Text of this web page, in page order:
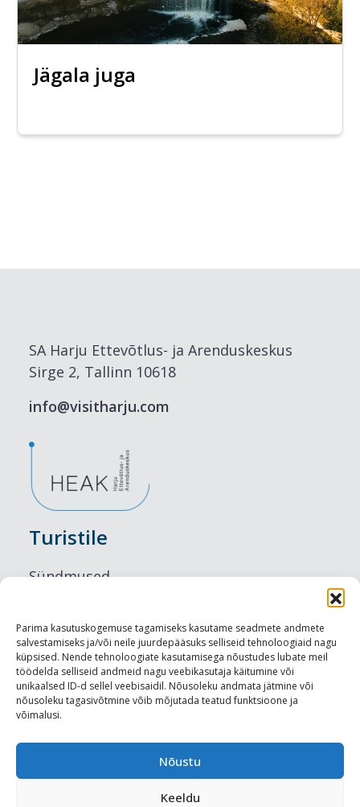
Parima kasutuskogemuse tagamiseks kasutame seadmete andmete
salvestamiseks ja/või neile juurdepääsuks selliseid tehnoloogiaid nagu
küpsised. Nende tehnoloogiate kasutamisega nõustudes lubate meil
töödelda selliseid andmeid nagu veebikasutaja käitumine või
unikaalsed ID-d sellel veebisaidil. Nõusoleku andmata jätmine või
nõusoleku tagasivõtmine võib mõjutada teatud funktsioone ja
võimalusi.
Nõustu
Keeldu
Jägala juga
SA Harju Ettevõtlus- ja Arenduskeskus
Sirge 2, Tallinn 10618
info@visitharju.com
Turistile
Sündmused
Maitseelamused
Vaatamisväärsused
Visit Tallinn
Turismiprofessionaalile
Harju-, Rapla- ja Läänemaa DMO